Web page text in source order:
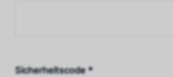
Sicherheitscode *